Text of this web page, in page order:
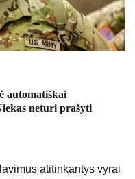
automatiškai
neturi prašyti
atitinkantys vyrai